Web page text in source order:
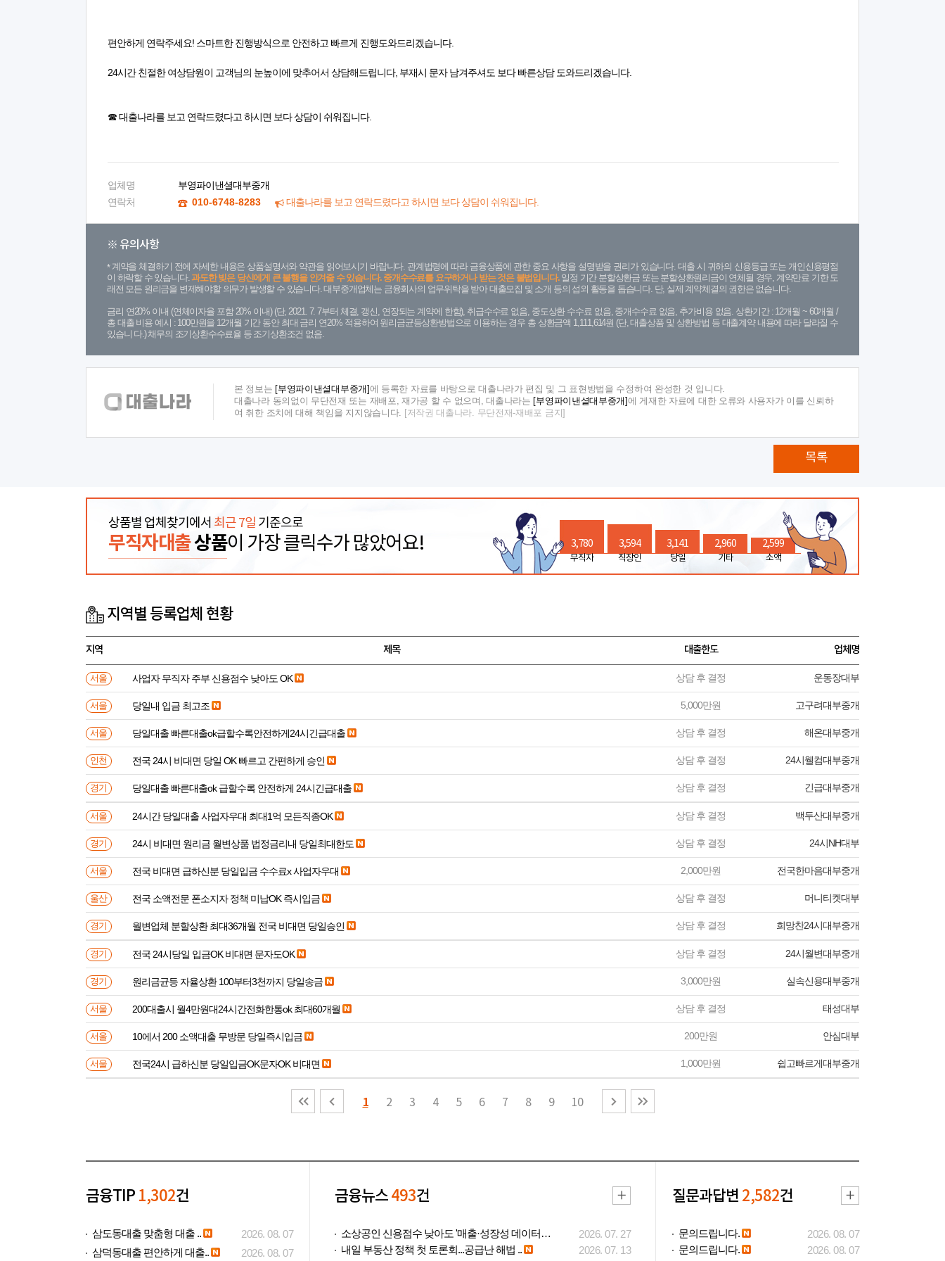
편안하게 연락주세요! 스마트한 진행방식으로 안전하고 빠르게 진행도와드리겠습니다.
24시간 친절한 여상담원이 고객님의 눈높이에 맞추어서 상담해드립니다, 부재시 문자 남겨주셔도 보다 빠른상담 도와드리겠습니다.
☎ 대출나라를 보고 연락드렸다고 하시면 보다 상담이 쉬워집니다.
업체명
부영파이낸셜대부중개
연락처
010-6748-8283 대출나라를 보고 연락드렸다고 하시면 보다 상담이 쉬워집니다.
※ 유의사항
계약을 체결하기 전에 자세한 내용은 상품설명서와 약관을 읽어보시기 바랍니다. 관계법령에 따라 금융상품에 관한 중요 사항을 설명받을 권리가 있습니다. 대출 시 귀하의 신용등급 또는 개인신용평점
이 하락할 수 있습니다.과도한 빚은 당신에게 큰 불행을 안겨줄 수 있습니다. 중개수수료를 요구하거나 받는 것은 불법입니다.일정 기간 분할상환금 또는 분할상환원리금이 연체될 경우, 계약만료 기한 도
래전 모든 원리금을 변제해야할 의무가 발생할 수 있습니다. 대부중개업체는 금융회사의 업무위탁을 받아 대출모집 및 소개 등의 섭외 활동을 돕습니다. 단, 실제 계약체결의 권한은 없습니다.
금리 연20% 이내 (연체이자율 포함 20% 이내) (단, 2021. 7. 7부터 체결, 갱신, 연장되는 계약에 한함), 취급수수료 없음, 중도상환 수수료 없음, 중개수수료 없음, 추가비용 없음. 상환기간 : 12개월 ~ 60개월 /
총 대출 비용 예시 : 100만원을 12개월 기간 동안 최대 금리 연20% 적용하여 원리금균등상환방법으로 이용하는 경우 총 상환금액 1,111,614원 (단, 대출상품 및 상환방법 등 대출계약 내용에 따라 달라질 수
있습니 다.) 채무의 조기상환수수료율 등 조기상환조건 없음.
본 정보는 [부영파이낸셜대부중개] 에 등록한 자료를 바탕으로 대출나라가 편집 및 그 표현방법을 수정하여 완성한 것 입니다.
대출나라 동의없이 무단전재 또는 재배포, 재가공 할 수 없으며, 대출나라는
[부영파이낸셜대부중개] 에 게재한 자료에 대한 오류와 사용자가 이를 신뢰하
여 취한 조치에 대해 책임을 지지않습니다.
[저작권 대출나라. 무단전재-재배포 금지]
목록
상품별 업체찾기에서 최근 7일 기준으로
무직자대출상품이 가장 클릭수가 많았어요! 3,780
무직자
3,594
직장인
3,141
당일
2,960
기타
2,599
소액
지역별 등록업체 현황
지역 제목 대출한도 업체명
서울 사업자 무직자 주부 신용점수 낮아도 OK 상담 후 결정 운동장대부
서울 당일내 입금 최고조 5,000만원 고구려대부중개
서울 당일대출 빠른대출ok급할수록안전하게24시긴급대출 상담 후 결정 해온대부중개
인천 전국 24시 비대면 당일 OK 빠르고 간편하게 승인 상담 후 결정 24시웰컴대부중개
경기 당일대출 빠른대출ok 급할수록 안전하게 24시긴급대출 상담 후 결정 긴급대부중개
서울 24시간 당일대출 사업자우대 최대1억 모든직종OK 상담 후 결정 백두산대부중개
경기 24시 비대면 원리금 월변상품 법정금리내 당일최대한도 상담 후 결정 24시NH대부
서울 전국 비대면 급하신분 당일입금 수수료x 사업자우대 2,000만원 전국한마음대부중개
울산 전국 소액전문 폰소지자 정책 미납OK 즉시입금 상담 후 결정 머니티켓대부
경기 월변업체 분할상환 최대36개월 전국 비대면 당일승인 상담 후 결정 희망찬24시대부중개
경기 전국 24시당일 입금OK 비대면 문자도OK 상담 후 결정 24시월변대부중개
경기 원리금균등 자율상환 100부터3천까지 당일송금 3,000만원 실속신용대부중개
서울 200대출시 월4만원대24시간전화한통ok 최대60개월 상담 후 결정 태성대부
서울 10에서 200 소액대출 무방문 당일즉시입금 200만원 안심대부
서울 전국24시 급하신분 당일입금OK문자OK 비대면 1,000만원 쉽고빠르게대부중개
1 2 3 4 5 6 7 8 9 10
금융TIP 1,302건
삼도동대출 맞춤형 대출 ..
2026. 08. 07
삼덕동대출 편안하게 대출..
2026. 08. 07
금융뉴스493건
소상공인 신용점수 낮아도 '매출·성장성 데이터..
2026. 07. 27
내일 부동산 정책 첫 토론회...공급난 해법 ..
2026. 07. 13
질문과답변 2,582건
문의드립니다.
2026. 08. 07
문의드립니다.
2026. 08. 07